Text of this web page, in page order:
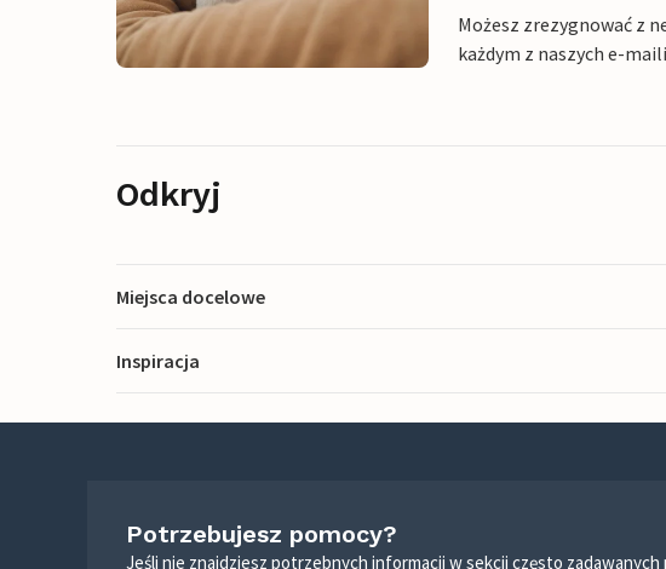
Możesz zrezygnować z
każdym z naszych e-
Odkryj
Miejsca docelowe
Inspiracja
Potrzebujesz pomocy?
Jeśli nie znajdziesz potrzebnych informacji w sekcji często zadawanych